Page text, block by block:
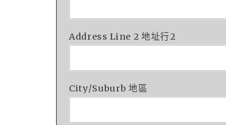
Address Line 2 地址行2
City/Suburb 地區